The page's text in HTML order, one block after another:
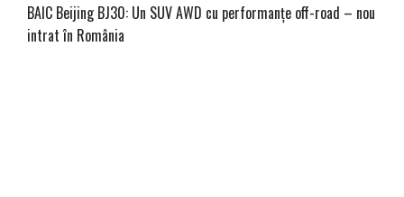
BAIC Beijing BJ30: Un SUV AWD cu performanțe off-road – nou
intrat în România